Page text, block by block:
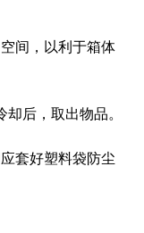
间，以利于箱体
后，取出物品。
套好塑料袋防尘